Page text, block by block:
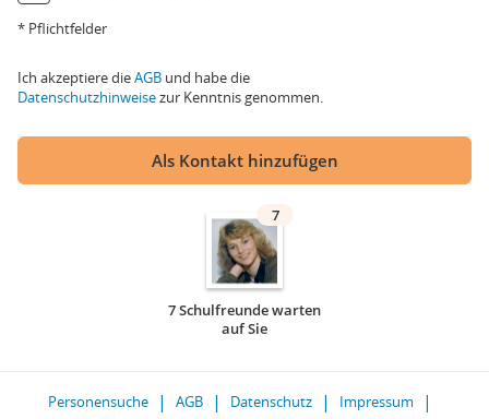
* Pflichtfelder
Ich akzeptiere dieAGB und habe die
Datenschutzhinweisezur Kenntnis genommen.
Als Kontakt hinzufügen
7
7 Schulfreunde warten
auf Sie
Personensuche AGB Datenschutz
Impressum